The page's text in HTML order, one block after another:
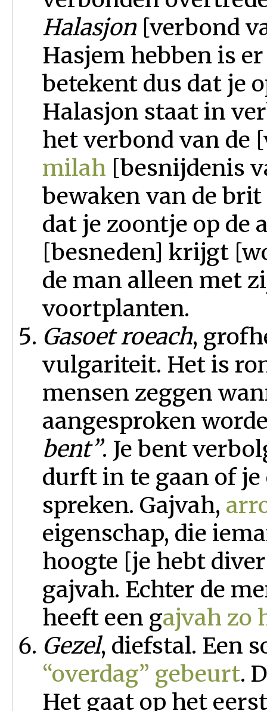
Halasjon[verbond
Hasjem hebben is
betekent dus dat je
Halasjon staat in
het verbond van de
milah [besnijdenis
bewaken van de
dat je zoontje op de
[besneden] krijgt
de man alleen met
voortplanten.
Gasoet roeach,
vulgariteit. Het is
mensen zeggen
aangesproken
bent”. Je bent
durft in te gaan of
spreken. Gajvah,
eigenschap, die
hoogte [je hebt
gajvah. Echter de
heeft een gajvah zo
Gezel, diefstal. Een
“overdag” gebeurt.
Het gaat op het